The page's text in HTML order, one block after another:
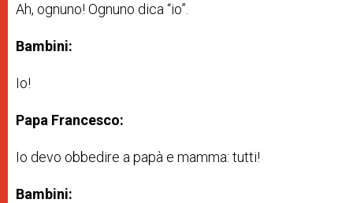
Ah, ognuno! Ognuno dica “io”.
Bambini:
Io!
Papa Francesco:
Io devo obbedire a papà e mamma: tutti!
Bambini: